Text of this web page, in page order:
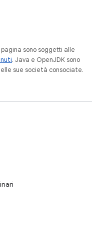
sono soggetti alle
. Java e OpenJDK sono
sue società consociate.